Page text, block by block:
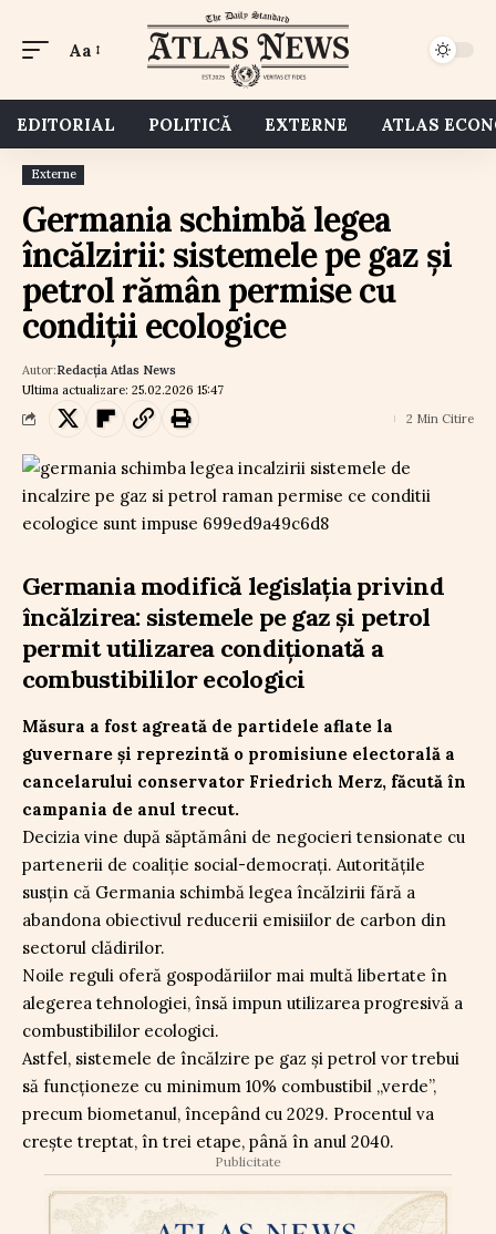
Aa
EDITORIAL POLITICĂ EXTERNE ATLAS
Externe
Germania schimbă legea
încălzirii: sistemele pe gaz și
petrol rămân permise cu
condiții ecologice
Ultima actualizare: 25.02.2026 15:47
Autor:Redacția Atlas News
2 Min Citire
Germania modifică legislația privind
încălzirea: sistemele pe gaz și petrol
permit utilizarea condiționată a
combustibililor ecologici
Măsura a fost agreată de partidele aflate la
guvernare și reprezintă o promisiune electorală a
cancelarului conservator Friedrich Merz, făcută în
campania de anul trecut.
Decizia vine după săptămâni de negocieri tensionate cu
partenerii de coaliție social-democrați. Autoritățile
susțin că Germania schimbă legea încălzirii fără a
abandona obiectivul reducerii emisiilor de carbon din
sectorul clădirilor.
Noile reguli oferă gospodăriilor mai multă libertate în
alegerea tehnologiei, însă impun utilizarea progresivă a
combustibililor ecologici.
Astfel, sistemele de încălzire pe gaz și petrol vor trebui
să funcționeze cu minimum 10% combustibil „verde”,
precum biometanul, începând cu 2029. Procentul va
crește treptat, în trei etape, până în anul 2040.
Publicitate